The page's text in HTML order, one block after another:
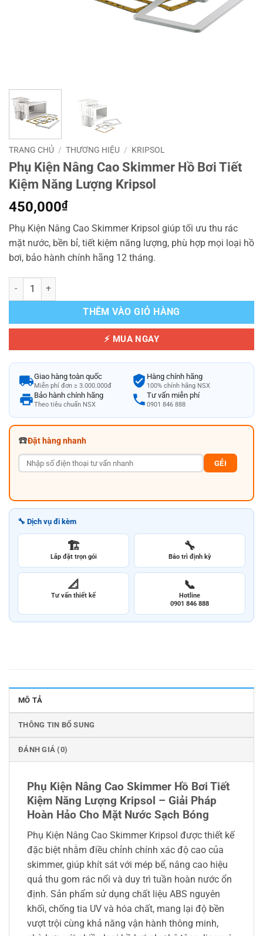
TRANG CHỦ / THƯƠNG HIỆU / KRIPSOL
Phụ Kiện Nâng Cao Skimmer Hồ Bơi Tiết
Kiệm Năng Lượng Kripsol
450,000₫
Phụ Kiện Nâng Cao Skimmer Kripsol giúp tối ưu thu rác
mặt nước, bền bỉ, tiết kiệm năng lượng, phù hợp mọi loại hồ
bơi, bảo hành chính hãng 12 tháng.
Phụ Kiện Nâng Cao Skimmer Hồ Bơi Tiết Kiệm Năng Lượng Kripsol
THÊM VÀO GIỎ HÀNG
⚡ MUA NGAY
Giao hàng toàn quốc
Miễn phí đơn ≥ 3.000.000đ
Hàng chính hãng
100% chính hãng NSX
Bảo hành chính hãng
Theo tiêu chuẩn NSX
Tư vấn miễn phí
0901 846 888
☎️Đặt hàng nhanh
GẺI
🔧 Dịch vụ đi kèm
🏗️
Lắp đặt trọn gói
🔧
Bảo trì định kỳ
📐
Tư vấn thiết kế
📞
Hotline
0901 846 888
MÔ TẢ
THÔNG TIN BỔ SUNG
ĐÁNH GIÁ (0)
Phụ Kiện Nâng Cao Skimmer Hồ Bơi Tiết
Kiệm Năng Lượng Kripsol – Giải Pháp
Hoàn Hảo Cho Mặt Nước Sạch Bóng
Phụ Kiện Nâng Cao Skimmer Kripsol được thiết kế
đặc biệt nhằm điều chỉnh chính xác độ cao của
skimmer, giúp khít sát với mép bể, nâng cao hiệu
quả thu gom rác nổi và duy trì tuần hoàn nước ổn
định. Sản phẩm sử dụng chất liệu ABS nguyên
khối, chống tia UV và hóa chất, mang lại độ bền
vượt trội cùng khả năng vận hành thông minh,